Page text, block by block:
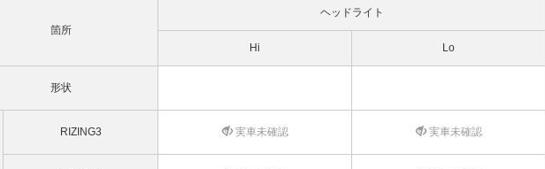
箇所
ヘッドライト
Hi
Lo
形状
RIZING3 実車未確認 実車未確認